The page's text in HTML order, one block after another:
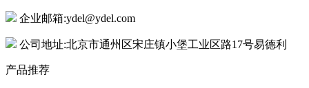
企业邮箱:ydel@ydel.com
公司地址:北京市通州区宋庄镇小堡工业区路17号易德利
产品推荐